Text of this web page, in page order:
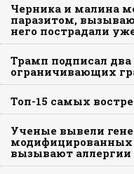
Черника и малина
паразитом,
него пострадали
Трамп подписал
ограничивающих
Топ-15 самых
Ученые вывели
модифицированных
вызывают аллергии